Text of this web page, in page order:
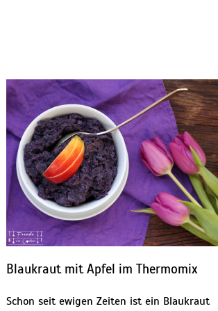
Blaukraut mit Apfel im Thermomix
Schon seit ewigen Zeiten ist ein Blaukraut